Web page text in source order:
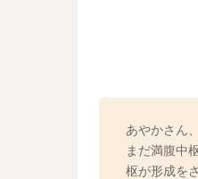
あやかさん
まだ満腹中
枢が形成を